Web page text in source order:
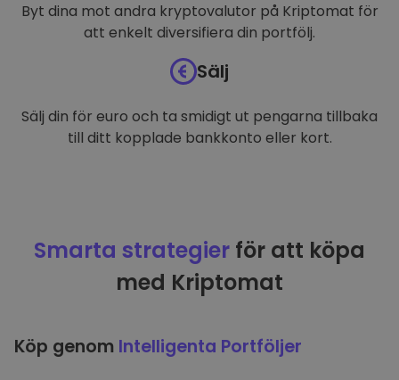
Byt dina mot andra kryptovalutor på Kriptomat för
att enkelt diversifiera din portfölj.
Sälj
Sälj din för euro och ta smidigt ut pengarna tillbaka
till ditt kopplade bankkonto eller kort.
Smarta strategier för att köpa
med Kriptomat
Köp genom Intelligenta Portföljer